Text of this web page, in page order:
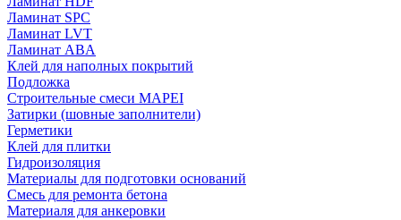
Ламинат SPC
Ламинат LVT
Ламинат ABA
Клей для наполных покрытий
Подложка
Строительные смеси MAPEI
Затирки (шовные заполнители)
Герметики
Клей для плитки
Гидроизоляция
Материалы для подготовки оснований
Смесь для ремонта бетона
Материаля для анкеровки